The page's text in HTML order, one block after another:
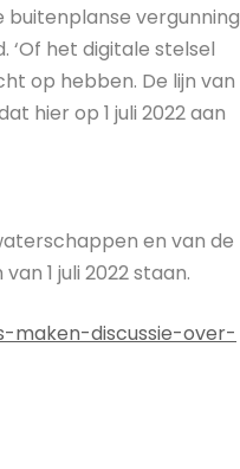
buitenplanse vergunning
‘Of het digitale stelsel
op hebben. De lijn van
hier op 1 juli 2022 aan
en van de
1 juli 2022 staan.
maken-discussie-over-